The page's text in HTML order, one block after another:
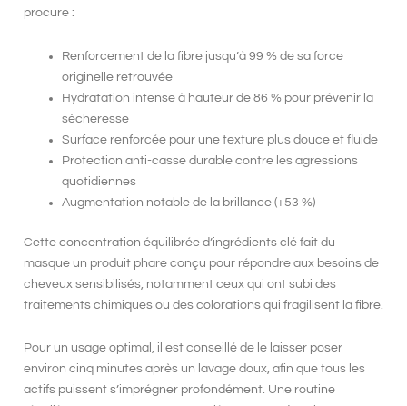
procure :
Renforcement de la fibre jusqu’à 99 % de sa force
originelle retrouvée
Hydratation intense à hauteur de 86 % pour prévenir la
sécheresse
Surface renforcée pour une texture plus douce et fluide
Protection anti-casse durable contre les agressions
quotidiennes
Augmentation notable de la brillance (+53 %)
Cette concentration équilibrée d’ingrédients clé fait du
masque un produit phare conçu pour répondre aux besoins de
cheveux sensibilisés, notamment ceux qui ont subi des
traitements chimiques ou des colorations qui fragilisent la fibre.
Pour un usage optimal, il est conseillé de le laisser poser
environ cinq minutes après un lavage doux, afin que tous les
actifs puissent s’imprégner profondément. Une routine